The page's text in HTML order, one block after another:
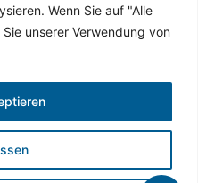
Wenn Sie auf "Alle
unserer Verwendung von
AGB
Techleads.ai